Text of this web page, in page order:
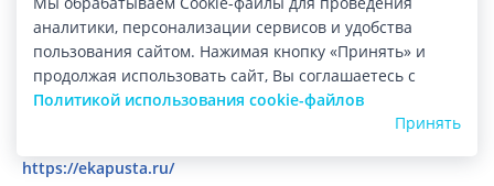
ООО МКК «Русинтерфинанс»
Юридический адрес:
Новосибирск, ул. Гнесиных, д. 10/1, 202
https://ekapusta.ru/
аналитики, персонализации сервисов и удобства
пользования сайтом. Нажимая кнопку «Принять» и
продолжая использовать сайт, Вы соглашаетесь с
Политикой использования cookie-файлов
Принять